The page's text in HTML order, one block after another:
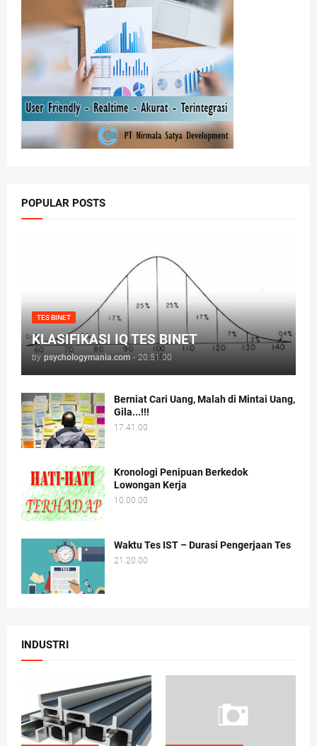
POPULAR POSTS
TES BINET
KLASIFIKASI IQ TES BINET
by psychologymania.com - 20.51.00
Berniat Cari Uang, Malah di Mintai Uang,
Gila...!!!
17.41.00
Kronologi Penipuan Berkedok
Lowongan Kerja
10.00.00
Waktu Tes IST – Durasi Pengerjaan Tes
21.20.00
INDUSTRI